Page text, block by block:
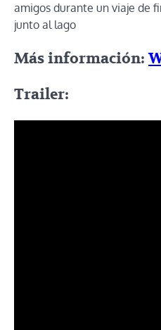
amigos durante un viaje de
junto al lago
Más información:
Trailer: